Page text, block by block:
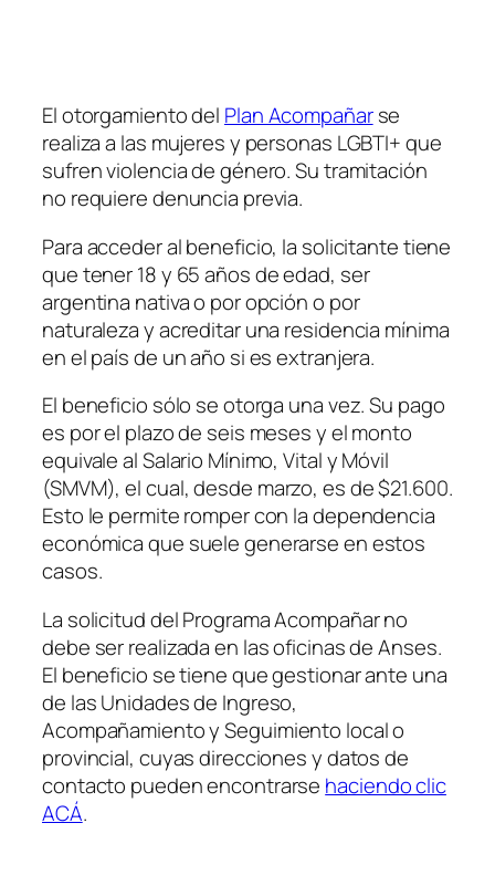
El otorgamiento del Plan Acompañarse
realiza a las mujeres y personas LGBTI+ que
sufren violencia de género. Su tramitación
no requiere denuncia previa.
Para acceder al beneficio, la solicitante tiene
que tener 18 y 65 años de edad, ser
argentina nativa o por opción o por
naturaleza y acreditar una residencia mínima
en el país de un año si es extranjera.
El beneficio sólo se otorga una vez. Su pago
es por el plazo de seis meses y el monto
equivale al Salario Mínimo, Vital y Móvil
(SMVM), el cual, desde marzo, es de $21.600.
Esto le permite romper con la dependencia
económica que suele generarse en estos
casos.
La solicitud del Programa Acompañar no
debe ser realizada en las oficinas de Anses.
El beneficio se tiene que gestionar ante una
de las Unidades de Ingreso,
Acompañamiento y Seguimiento local o
provincial, cuyas direcciones y datos de
contacto pueden encontrarse haciendo clic
ACÁ.